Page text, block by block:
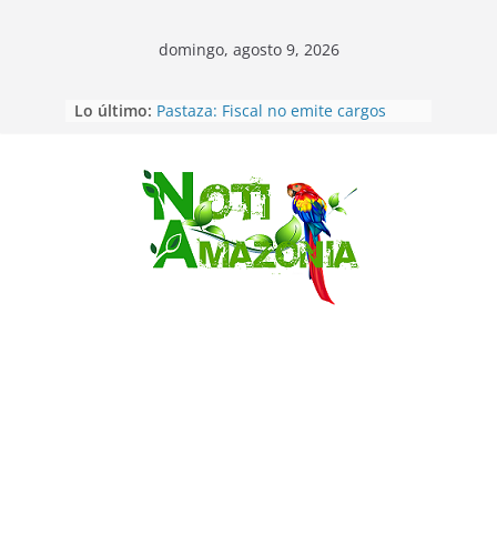
Saltar
domingo, agosto 9, 2026
Lo último: Pastaza: Fiscal no emite cargos
con una menor de10 años en
frontera sur
Napo: presunto sicariato en cantón
Archidona
Ecuador: dos jóvenes de 22 años
desaparecidos fueron encontrados
muertos en Puerto lopez